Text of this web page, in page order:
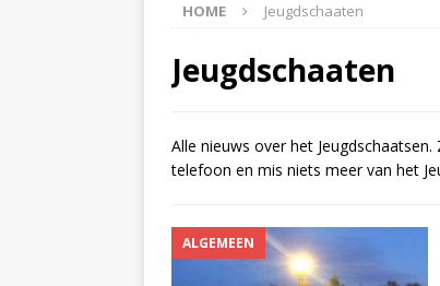
[ 02/02/2026 ]
[ 24/01/2026 ]
HOME Jeugdschaaten
Jeugdschaaten
Alle nieuws over het
telefoon en mis niets meer van het
ALGEMEEN